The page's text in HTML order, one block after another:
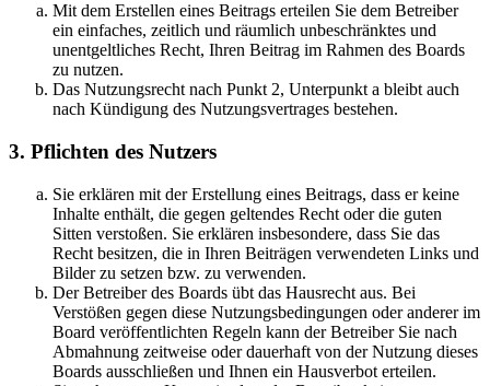
Mit dem Erstellen eines Beitrags erteilen Sie dem Betreiber
ein einfaches, zeitlich und räumlich unbeschränktes und
unentgeltliches Recht, Ihren Beitrag im Rahmen des Boards
zu nutzen.
Das Nutzungsrecht nach Punkt 2, Unterpunkt a bleibt auch
nach Kündigung des Nutzungsvertrages bestehen.
3. Pflichten des Nutzers
Sie erklären mit der Erstellung eines Beitrags, dass er keine
Inhalte enthält, die gegen geltendes Recht oder die guten
Sitten verstoßen. Sie erklären insbesondere, dass Sie das
Recht besitzen, die in Ihren Beiträgen verwendeten Links und
Bilder zu setzen bzw. zu verwenden.
Der Betreiber des Boards übt das Hausrecht aus. Bei
Verstößen gegen diese Nutzungsbedingungen oder anderer im
Board veröffentlichten Regeln kann der Betreiber Sie nach
Abmahnung zeitweise oder dauerhaft von der Nutzung dieses
Boards ausschließen und Ihnen ein Hausverbot erteilen.